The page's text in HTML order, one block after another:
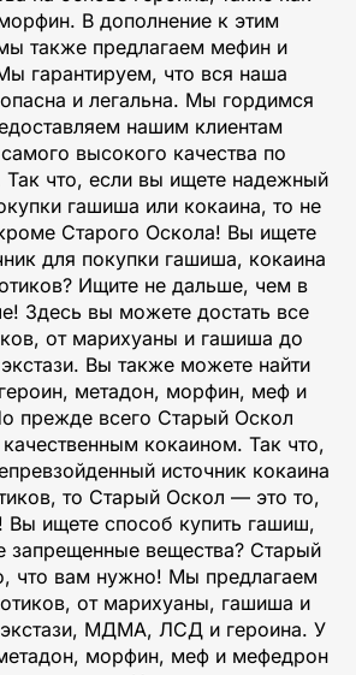
В дополнение к этим
также предлагаем мефин и
гарантируем, что вся наша
и легальна. Мы гордимся
нашим клиентам
высокого качества по
Так что, если вы ищете надежный
гашиша или кокаина, то не
Старого Оскола! Вы ищете
для покупки гашиша, кокаина
Ищите не дальше, чем в
Здесь вы можете достать все
от марихуаны и гашиша до
Вы также можете найти
метадон, морфин, меф и
прежде всего Старый Оскол
кокаином. Так что,
источник кокаина
то Старый Оскол — это то,
Вы ищете способ купить гашиш,
запрещенные вещества? Старый
что вам нужно! Мы предлагаем
от марихуаны, гашиша и
МДМА, ЛСД и героина. У
морфин, меф и мефедрон